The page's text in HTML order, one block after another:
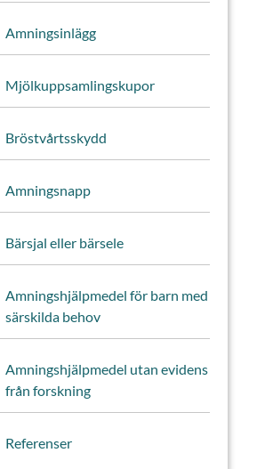
Amningsinlägg
Mjölkuppsamlingskupor
Bröstvårtsskydd
Amningsnapp
Bärsjal eller bärsele
Amningshjälpmedel för barn med
särskilda behov
Amningshjälpmedel utan evidens
från forskning
Referenser